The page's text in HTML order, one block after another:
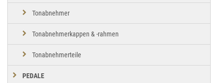
Tonabnehmer
Tonabnehmerkappen & -rahmen
Tonabnehmerteile
PEDALE